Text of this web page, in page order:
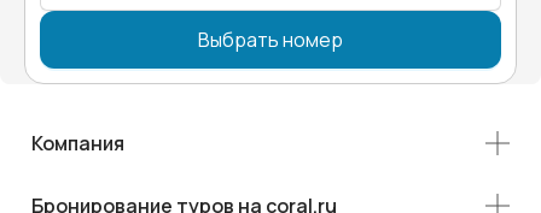
Выбрать номер
Компания
Бронирование туров на coral.ru